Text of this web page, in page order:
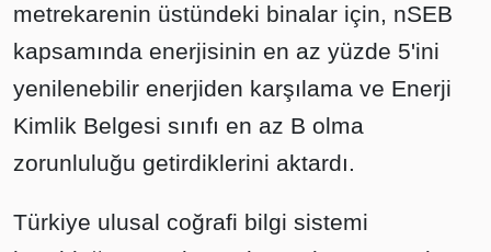
metrekarenin üstündeki binalar için, nSEB
kapsamında enerjisinin en az yüzde 5'ini
yenilenebilir enerjiden karşılama ve Enerji
Kimlik Belgesi sınıfı en az B olma
zorunluluğu getirdiklerini aktardı.
Türkiye ulusal coğrafi bilgi sistemi